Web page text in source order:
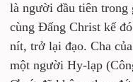
là người đầu tiên
cùng Đấng Christ kế
nít, trở lại đạo. Cha
một người Hy-lạp